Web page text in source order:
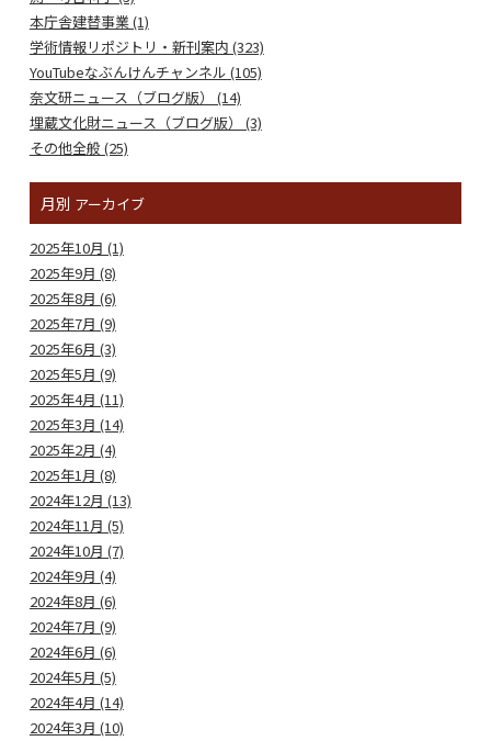
本庁舎建替事業 (1)
学術情報リポジトリ・新刊案内 (323)
YouTubeなぶんけんチャンネル (105)
奈文研ニュース（ブログ版） (14)
埋蔵文化財ニュース（ブログ版） (3)
その他全般 (25)
月別 アーカイブ
2025年10月 (1)
2025年9月 (8)
2025年8月 (6)
2025年7月 (9)
2025年6月 (3)
2025年5月 (9)
2025年4月 (11)
2025年3月 (14)
2025年2月 (4)
2025年1月 (8)
2024年12月 (13)
2024年11月 (5)
2024年10月 (7)
2024年9月 (4)
2024年8月 (6)
2024年7月 (9)
2024年6月 (6)
2024年5月 (5)
2024年4月 (14)
2024年3月 (10)